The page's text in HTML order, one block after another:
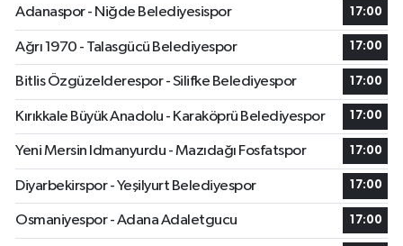
Adanaspor - Niğde Belediyesispor 17:00
Ağrı 1970 - Talasgücü Belediyespor 17:00
Bitlis Özgüzelderespor - Silifke Belediyespor 17:00
Kırıkkale Büyük Anadolu - Karaköprü Belediyespor 17:00
Yeni Mersin Idmanyurdu - Mazıdağı Fosfatspor 17:00
Diyarbekirspor - Yeşilyurt Belediyespor 17:00
Osmaniyespor - Adana Adaletgucu 17:00